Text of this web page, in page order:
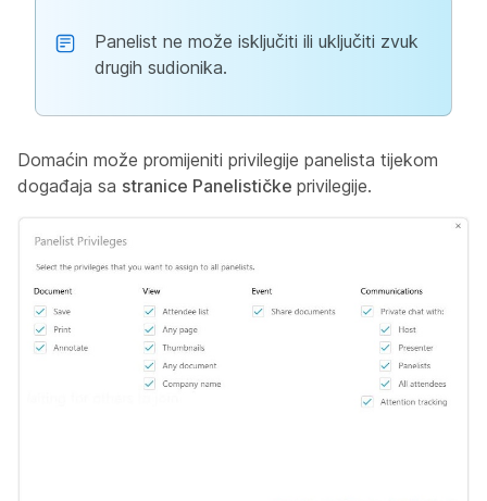
Panelist ne može isključiti ili uključiti zvuk
drugih sudionika.
Domaćin može promijeniti privilegije panelista tijekom
događaja sa stranice Panelističke privilegije.